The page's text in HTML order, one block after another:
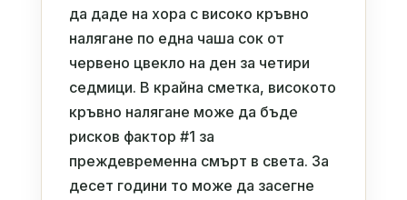
да даде на хора с високо кръвно
налягане по една чаша сок от
червено цвекло на ден за четири
седмици. В крайна сметка, високото
кръвно налягане може да бъде
рисков фактор #1 за
преждевременна смърт в света. За
десет години то може да засегне